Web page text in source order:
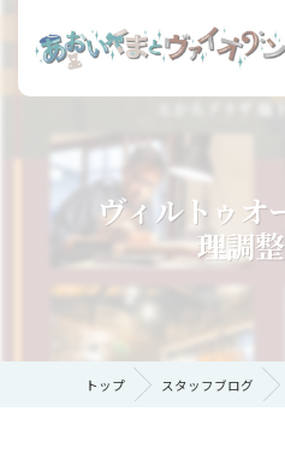
ヴィルトゥオ
理調
トップ スタッフブログ